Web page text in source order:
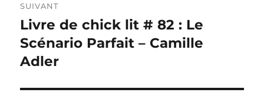
SUIVANT
Publication
suivante :
Livre de chick lit # 82 : Le
Scénario Parfait – Camille
Adler